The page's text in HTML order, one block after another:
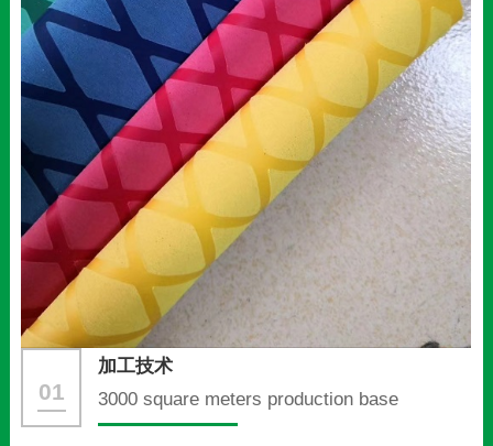
02
工艺技术